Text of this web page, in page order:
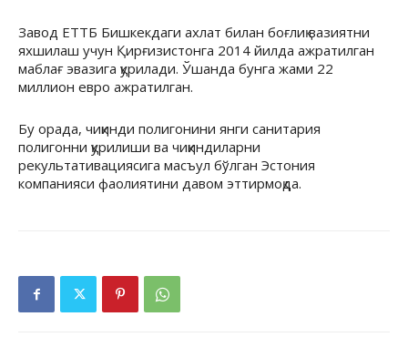
Завод ЕТТБ Бишкекдаги ахлат билан боғлиқ вазиятни
яхшилаш учун Қирғизистонга 2014 йилда ажратилган
маблағ эвазига қурилади. Ўшанда бунга жами 22
миллион евро ажратилган.
Бу орада, чиқинди полигонини янги санитария
полигонни қурилиши ва чиқиндиларни
рекультативациясига масъул бўлган Эстония
компанияси фаолиятини давом эттирмоқда.